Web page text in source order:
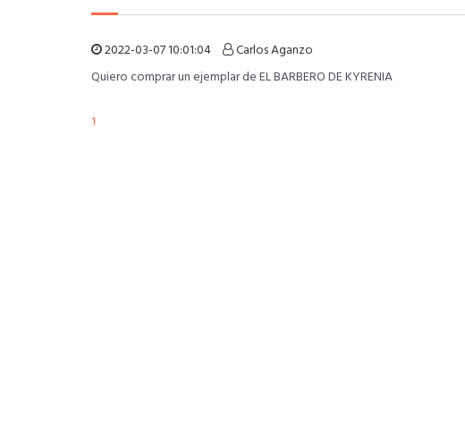
2022-03-07 10:01:04
Carlos Aganzo
Quiero comprar un ejemplar de EL BARBERO DE KYRENIA
1